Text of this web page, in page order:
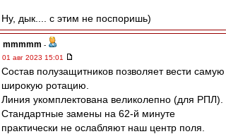
Ну, дык.... с этим не поспоришь)
mmmmm -
01 авг 2023 15:01
Состав полузащитников позволяет вести самую
широкую ротацию.
Линия укомплектована великолепно (для РПЛ).
Стандартные замены на 62-й минуте
практически не ослабляют наш центр поля.